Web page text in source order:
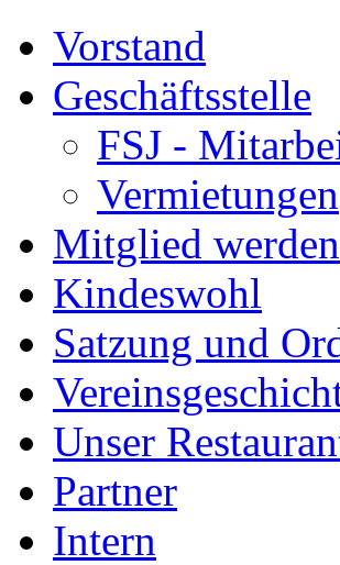
Vorstand
Geschäftsstelle
FSJ -
Vermietungen
Mitglied werden
Kindeswohl
Satzung und
Unser
Partner
Intern